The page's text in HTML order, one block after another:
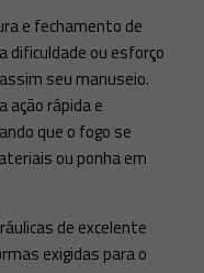
e fechamento de
dificuldade ou esforço
seu manuseio.
ação rápida e
que o fogo se
ou ponha em
de excelente
exigidas para o